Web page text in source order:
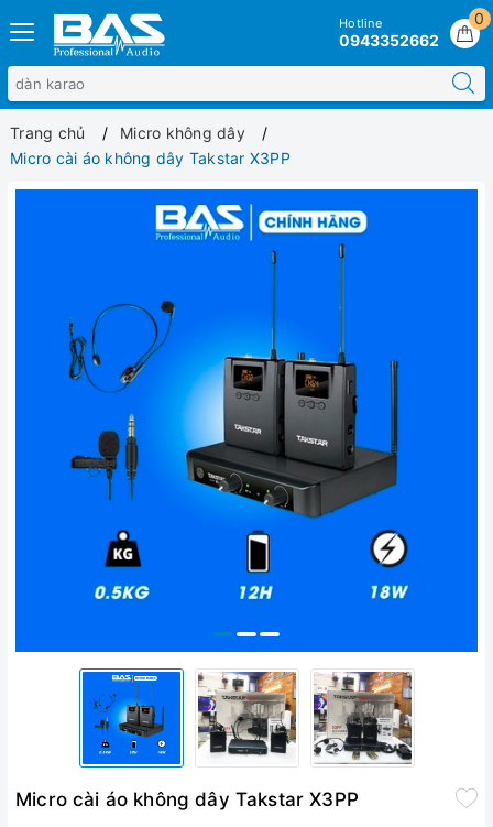
0
Hotline
0943352662
Trang chủ
Micro không dây
Micro cài áo không dây Takstar X3PP
Micro cài áo không dây Takstar X3PP